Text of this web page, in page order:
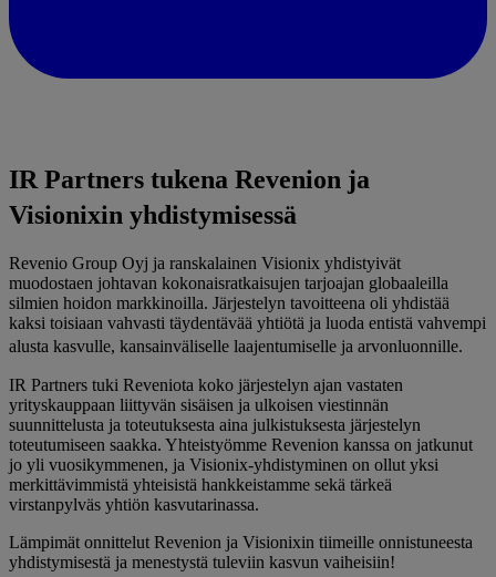
IR Partners tukena Revenion ja
Visionixin yhdistymisessä
Revenio Group Oyj ja ranskalainen Visionix yhdistyivät
muodostaen johtavan kokonaisratkaisujen tarjoajan globaaleilla
silmien hoidon markkinoilla. Järjestelyn tavoitteena oli yhdistää
kaksi toisiaan vahvasti täydentävää yhtiötä ja luoda entistä vahvempi
alusta kasvulle, kansainväliselle laajentumiselle ja arvonluonnille.
IR Partners tuki Reveniota koko järjestelyn ajan vastaten
yrityskauppaan liittyvän sisäisen ja ulkoisen viestinnän
suunnittelusta ja toteutuksesta aina julkistuksesta järjestelyn
toteutumiseen saakka. Yhteistyömme Revenion kanssa on jatkunut
jo yli vuosikymmenen, ja Visionix-yhdistyminen on ollut yksi
merkittävimmistä yhteisistä hankkeistamme sekä tärkeä
virstanpylväs yhtiön kasvutarinassa.
Lämpimät onnittelut Revenion ja Visionixin tiimeille onnistuneesta
yhdistymisestä ja menestystä tuleviin kasvun vaiheisiin!